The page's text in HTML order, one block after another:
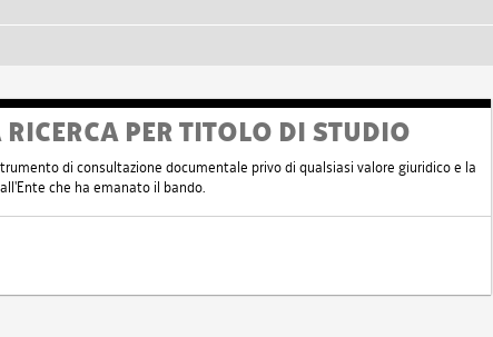
PER TITOLO DI STUDIO
di consultazione documentale privo di qualsiasi valore giuridico e la
che ha emanato il bando.